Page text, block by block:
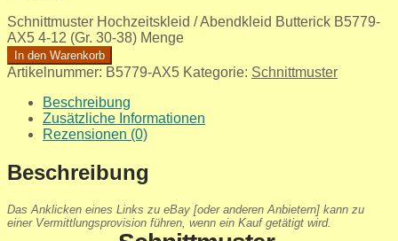
Schnittmuster Hochzeitskleid / Abendkleid Butterick B5779-
AX5 4-12 (Gr. 30-38) Menge
In den Warenkorb
Artikelnummer: B5779-AX5 Kategorie: Schnittmuster
Beschreibung
Zusätzliche Informationen
Rezensionen (0)
Beschreibung
Das Anklicken eines Links zu eBay [oder anderen Anbietern] kann zu
einer Vermittlungsprovision führen, wenn ein Kauf getätigt wird.